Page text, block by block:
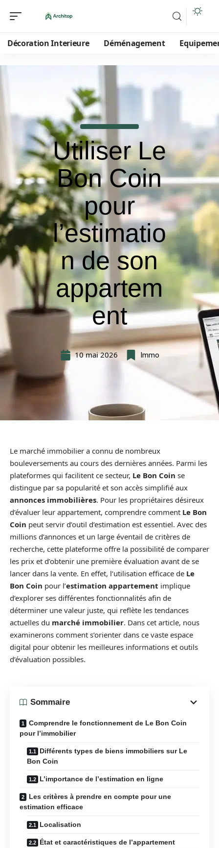
Décoration Interieure Déménagement
Utiliser Le
Bon Coin
pour
l’estimatio
n de son
appartem
ent
10 mai 2026 Immo
Le marché immobilier a connu de nombreux
bouleversements au cours des dernières années. Parmi les
plateformes qui facilitent ce secteur, Le Bon Coin se
distingue par sa popularité et son accès simplifié aux
annonces immobilières. Pour les propriétaires désireux
d’évaluer leur appartement, comprendre comment Le Bon
Coin peut servir d’outil d’estimation est essentiel. Avec des
millions d’annonces et un large éventail de critères de
recherche, cette plateforme offre la possibilité de comparer
les prix et d’obtenir une première évaluation avant de se
lancer dans la vente. En effet, l’utilisation efficace de Le
Bon Coin pour l’estimation appartement implique
d’explorer ses différentes fonctionnalités afin de
déterminer une valeur juste, qui reflète les tendances
actuelles du marché immobilier. Dans cet article, nous
examinerons comment s’orienter dans ce vaste espace
digital pour obtenir les meilleures informations et outils
d’évaluation possibles.
Sommaire
Comprendre le fonctionnement de Le Bon Coin
pour l’immobilier
Différents types de biens immobiliers sur Le
Bon Coin
L’importance de l’estimation en ligne
Les critères à prendre en compte pour une
estimation efficace
Localisation
État et caractéristiques de l’appartement